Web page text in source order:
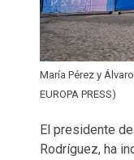
María Pérez y
EUROPA PRESS)
El presidente
Rodríguez, ha